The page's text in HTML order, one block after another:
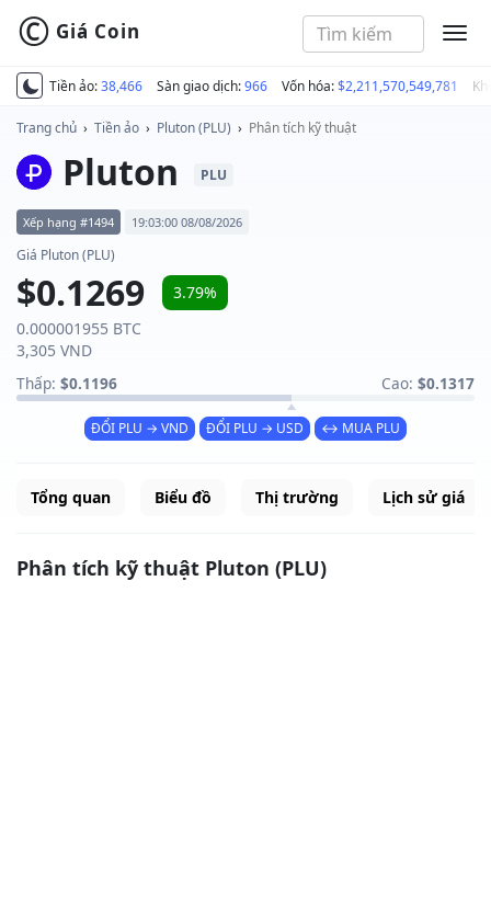
Tiền ảo:38,466 Sàn giao dịch:966 Vốn hóa:$2,211,570,549,781
© Giá Coin
Trang chủ › Tiền ảo › Pluton (PLU) › Phân tích kỹ thuật
Pluton PLU
Xếp hạng #1494 19:03:00 08/08/2026
Giá Pluton (PLU)
$0.1269
3.79%
0.000001955 BTC
3,305 VND
Thấp: $0.1196 Cao: $0.1317
ĐỔI PLU → VND ĐỔI PLU → USD ↔ MUA PLU
Tổng quan Biểu đồ Thị trường Lịch sử giá
Phân tích kỹ thuật Pluton (PLU)